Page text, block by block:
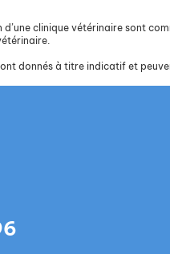
d’une clinique vétérinaire sont
donnés à titre indicatif et